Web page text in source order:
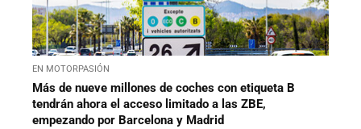
EN MOTORPASIÓN
Más de nueve millones de coches con etiqueta B
tendrán ahora el acceso limitado a las ZBE,
empezando por Barcelona y Madrid